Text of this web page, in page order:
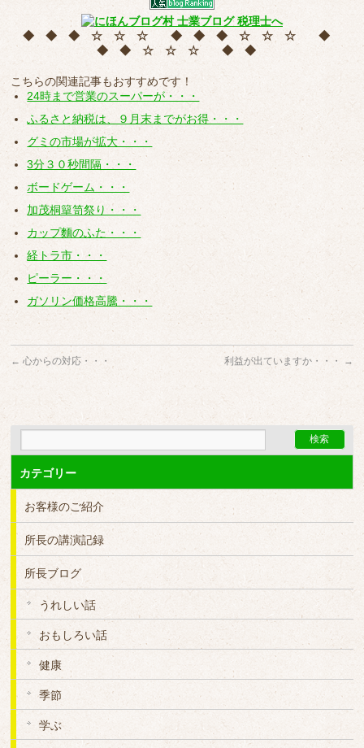
◆ ◆ ◆ ☆ ☆ ☆ ◆ ◆ ◆ ☆ ☆ ☆ ◆
◆ ◆ ☆ ☆ ☆ ◆ ◆
こちらの関連記事もおすすめです！
24時まで営業のスーパーが・・・
ふるさと納税は、９月末までがお得・・・
グミの市場が拡大・・・
3分３０秒間隔・・・
ボードゲーム・・・
加茂桐簞笥祭り・・・
カップ麵のふた・・・
経トラ市・・・
ピーラー・・・
ガソリン価格高騰・・・
← 心からの対応・・・ 利益が出ていますか・・・ →
カテゴリー
お客様のご紹介
所長の講演記録
所長ブログ
うれしい話
おもしろい話
健康
季節
学ぶ